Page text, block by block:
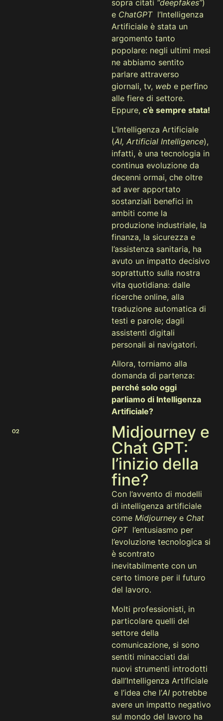
sopra citati “deepfakes”)
e ChatGPT l’Intelligenza
Artificiale è stata un
argomento tanto
popolare: negli ultimi mesi
ne abbiamo sentito
parlare attraverso
giornali, tv, web e perfino
alle fiere di settore.
Eppure, c’è sempre stata!
L’Intelligenza Artificiale
(AI, Artificial Intelligence),
infatti, è una tecnologia in
continua evoluzione da
decenni ormai, che oltre
ad aver apportato
sostanziali benefici in
ambiti come la
produzione industriale, la
finanza, la sicurezza e
l’assistenza sanitaria, ha
avuto un impatto decisivo
soprattutto sulla nostra
vita quotidiana: dalle
ricerche online, alla
traduzione automatica di
testi e parole; dagli
assistenti digitali
personali ai navigatori.
Allora, torniamo alla
domanda di partenza:
perché solo oggi
parliamo di Intelligenza
Artificiale?
02
Midjourney e
Chat GPT:
l’inizio della
fine?
Con l’avvento di modelli
di intelligenza artificiale
come Midjourney e Chat
GPTl’entusiasmo per
l’evoluzione tecnologica si
è scontrato
inevitabilmente con un
certo timore per il futuro
del lavoro.
Molti professionisti, in
particolare quelli del
settore della
comunicazione, si sono
sentiti minacciati dai
nuovi strumenti introdotti
dall’Intelligenza Artificiale
e l’idea che l’AI potrebbe
avere un impatto negativo
sul mondo del lavoro ha